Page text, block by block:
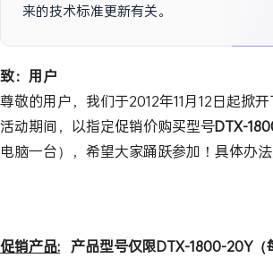
来的技术标准更新有关。
致：用户
尊敬的用户，我们于2012年11月12日起掀
活动期间，以指定促销价购买型号DTX-
电脑一台），希望大家踊跃参加！具体办法
促销产品: 产品型号仅限DTX-1800-20Y（